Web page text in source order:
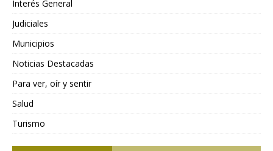
Interés General
Judiciales
Municipios
Noticias Destacadas
Para ver, oír y sentir
Salud
Turismo